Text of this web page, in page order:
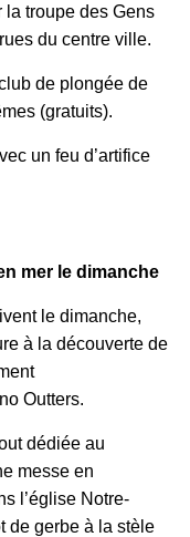
la troupe des Gens
du centre ville.
de plongée de
(gratuits).
un feu d’artifice
mer le dimanche
le dimanche,
à la découverte de
Outters.
dédiée au
messe en
l’église Notre-
de gerbe à la stèle